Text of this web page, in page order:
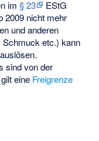
im§ 23
EStG
2009 nicht mehr
und anderen
Schmuck etc.) kann
sind von der
eine Freigrenze